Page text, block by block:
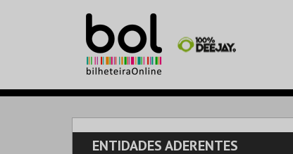
ENTIDADES ADERENTES